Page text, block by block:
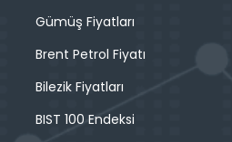
Gümüş Fiyatları
Brent Petrol Fiyatı
Bilezik Fiyatları
BIST 100 Endeksi